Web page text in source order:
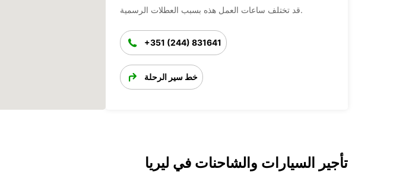
قد تختلف ساعات العمل هذه بسبب العطلات الرسمية.
+351 (244) 831641
خط سير الرحلة
تأجير السيارات والشاحنات في ليريا